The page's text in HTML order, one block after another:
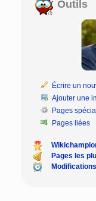
Outils
Écrire un
Ajouter une
Pages
Pages liées
Pages les